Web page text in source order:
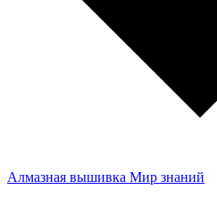
Алмазная вышивка Мир знаний